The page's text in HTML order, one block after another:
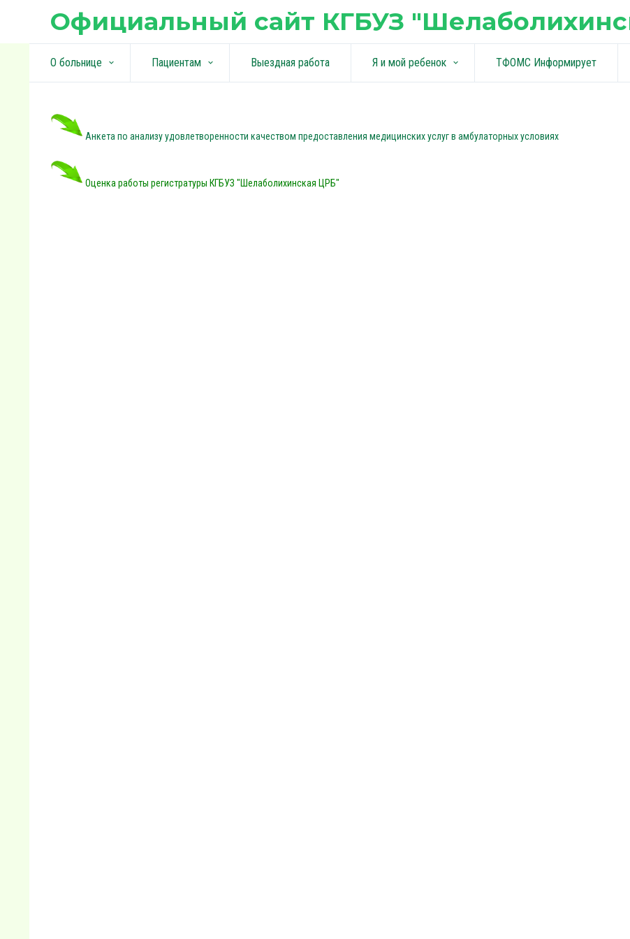
Официальный сайт КГБУЗ
О больнице keyboard_arrow_down Пациентам keyboard_arrow_down Выездная работа Я и мой ребенок keyboard_arrow_down ТФОМС Информирует
Анкета по анализу удовлетворенности качеством предоставления медицинских услуг в амбулаторных условиях
Оценка работы регистратуры КГБУЗ "Шелаболихинская ЦРБ"